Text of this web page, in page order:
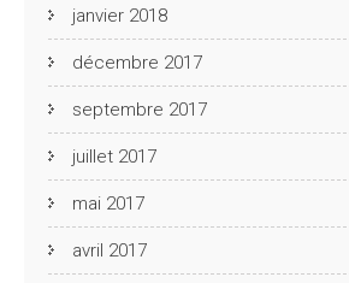
janvier 2018
décembre 2017
septembre 2017
juillet 2017
mai 2017
avril 2017